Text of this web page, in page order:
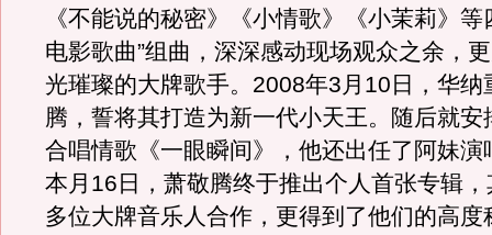
《不能说的秘密》《小情歌》《小茉莉》等
电影歌曲”组曲，深深感动现场观众之余，
光璀璨的大牌歌手。2008年3月10日，华纳
腾，誓将其打造为新一代小天王。随后就安
合唱情歌《一眼瞬间》，他还出任了阿妹演
本月16日，萧敬腾终于推出个人首张专辑
多位大牌音乐人合作，更得到了他们的高度